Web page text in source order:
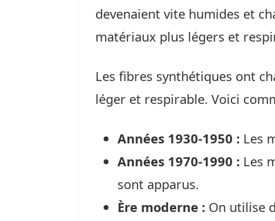
devenaient vite humides et
matériaux plus légers et
Les fibres synthétiques ont
léger et respirable. Voici
Années 1930-1950 : Les
Années 1970-1990 : Les
sont apparus.
Ère moderne : On utilise